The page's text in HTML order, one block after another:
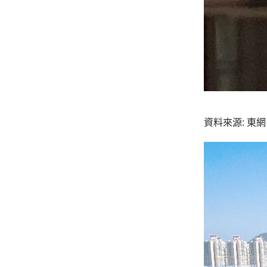
資料來源: 東